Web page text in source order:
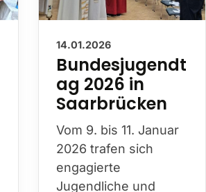
14.01.2026
Bundesjugendt
ag 2026 in
Saarbrücken
Vom 9. bis 11. Januar
2026 trafen sich
engagierte
Jugendliche und